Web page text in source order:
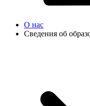
О нас
Сведения об